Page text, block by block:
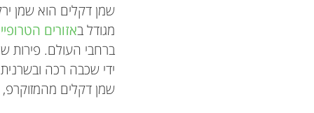
שמן דקלים הוא שמן
מגודל באזורים
ברחבי העולם. פירות
ידי שכבה רכה
שמן דקלים מהמזוקרפ,